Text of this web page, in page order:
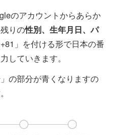
のアカウントからあらか
りの性別、生年月日、パ
+81」を付ける形で日本の番
していきます。
の部分が青くなりますの